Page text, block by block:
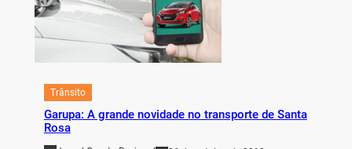
Trânsito
Garupa: A grande novidade no transporte de Santa
Rosa